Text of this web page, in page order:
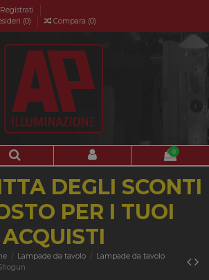
Registrati
(0) Compara (0)
0
DEGLI SCONTI
PER I TUOI
ACQUISTI
Lampade da tavolo
Lampade da tavolo